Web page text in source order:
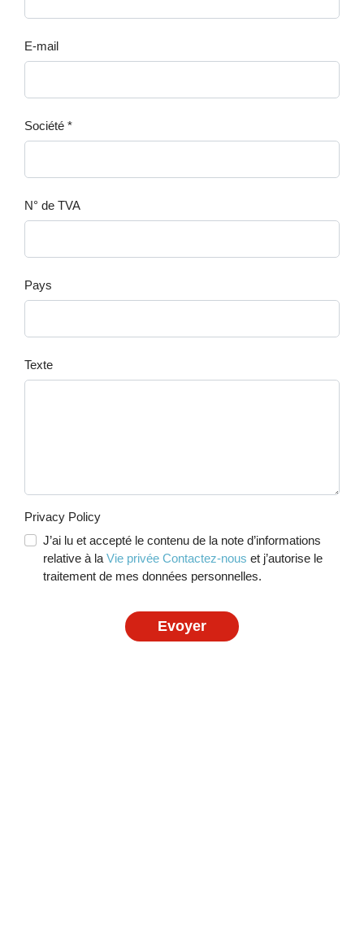
E-mail
Société *
N° de TVA
Pays
Texte
Privacy Policy
J’ai lu et accepté le contenu de la note d’informations
relative à la Vie privée Contactez-nous et j’autorise le
traitement de mes données personnelles.
Evoyer